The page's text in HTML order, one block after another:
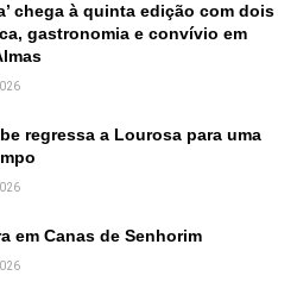
chega à quinta edição com dois
gastronomia e convívio em
regressa a Lourosa para uma
em Canas de Senhorim